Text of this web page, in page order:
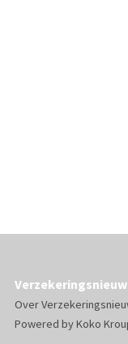
Over
Powered byKoko